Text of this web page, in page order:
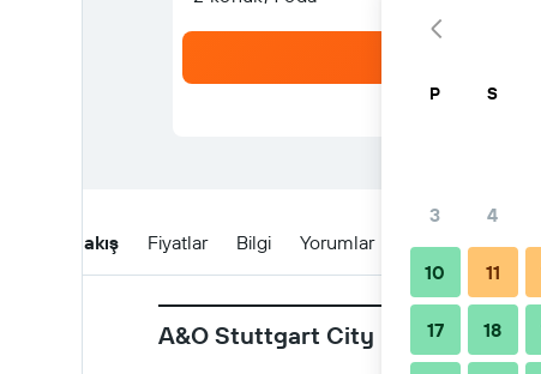
Genel Bakış Fiyatlar Bilgi Yorumlar Konum
A&O Stuttgart City için en yeni
P S
3 4
10 11
17 18